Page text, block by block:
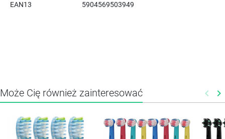
EAN13 5904569503949
Może Cię również zainteresować keyboard_arrow_left keyboard_arrow_right